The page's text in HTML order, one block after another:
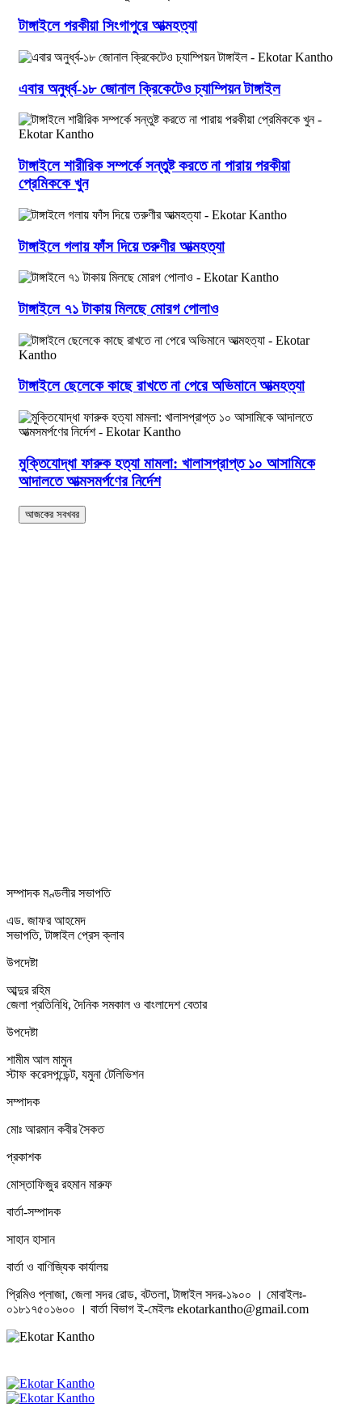
টাঙ্গাইলে পরকীয়া সিংগাপুরে আত্মহত্যা
এবার অনুর্ধ্ব-১৮ জোনাল ক্রিকেটেও চ্যাম্পিয়ন টাঙ্গাইল
টাঙ্গাইলে শারীরিক সম্পর্কে সন্তুষ্ট করতে না পারায় পরকীয়া
প্রেমিককে খুন
টাঙ্গাইলে গলায় ফাঁস দিয়ে তরুণীর আত্মহত্যা
টাঙ্গাইলে ৭১ টাকায় মিলছে মোরগ পোলাও
টাঙ্গাইলে ছেলেকে কাছে রাখতে না পেরে অভিমানে আত্মহত্যা
মুক্তিযোদ্ধা ফারুক হত্যা মামলা: খালাসপ্রাপ্ত ১০ আসামিকে
আদালতে আত্মসমর্পণের নির্দেশ
সম্পাদক মণ্ডলীর সভাপতি
এড. জাফর আহমেদ
সভাপতি, টাঙ্গাইল প্রেস ক্লাব
উপদেষ্টা
আব্দুর রহিম
জেলা প্রতিনিধি, দৈনিক সমকাল ও বাংলাদেশ বেতার
উপদেষ্টা
শামীম আল মামুন
স্টাফ করেসপন্ডেন্ট, যমুনা টেলিভিশন
সম্পাদক
মোঃ আরমান কবীর সৈকত
প্রকাশক
মোস্তাফিজুর রহমান মারুফ
বার্তা-সম্পাদক
সাহান হাসান
বার্তা ও বাণিজ্যিক কার্যালয়
প্রিমিও প্লাজা, জেলা সদর রোড, বটতলা, টাঙ্গাইল সদর-১৯০০ । মোবাইলঃ-
০১৮১৭৫০১৬০০ । বার্তা বিভাগ ই-মেইলঃ ekotarkantho@gmail.com